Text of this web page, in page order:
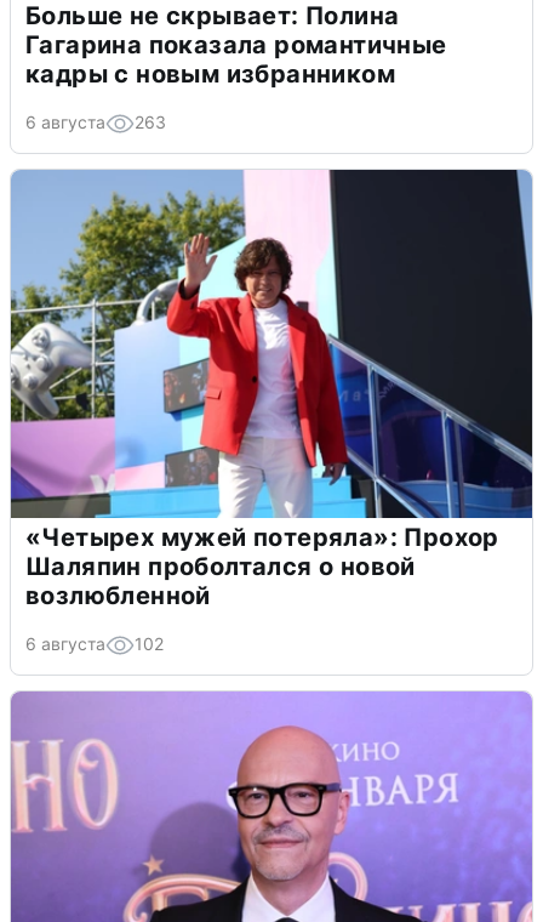
Больше не скрывает: Полина
Гагарина показала романтичные
кадры с новым избранником
6 августа 263
«Четырех мужей потеряла»: Прохор
Шаляпин проболтался о новой
возлюбленной
6 августа 102